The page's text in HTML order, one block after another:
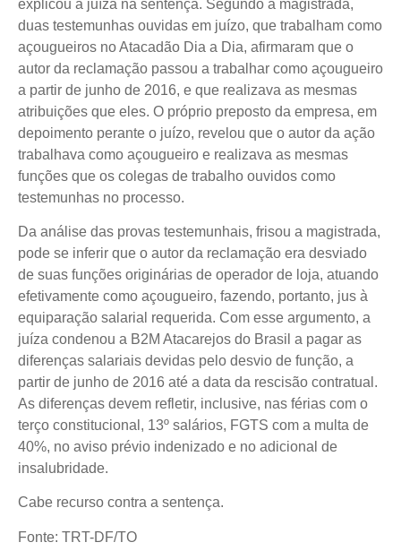
explicou a juíza na sentença. Segundo a magistrada,
duas testemunhas ouvidas em juízo, que trabalham como
açougueiros no Atacadão Dia a Dia, afirmaram que o
autor da reclamação passou a trabalhar como açougueiro
a partir de junho de 2016, e que realizava as mesmas
atribuições que eles. O próprio preposto da empresa, em
depoimento perante o juízo, revelou que o autor da ação
trabalhava como açougueiro e realizava as mesmas
funções que os colegas de trabalho ouvidos como
testemunhas no processo.
Da análise das provas testemunhais, frisou a magistrada,
pode se inferir que o autor da reclamação era desviado
de suas funções originárias de operador de loja, atuando
efetivamente como açougueiro, fazendo, portanto, jus à
equiparação salarial requerida. Com esse argumento, a
juíza condenou a B2M Atacarejos do Brasil a pagar as
diferenças salariais devidas pelo desvio de função, a
partir de junho de 2016 até a data da rescisão contratual.
As diferenças devem refletir, inclusive, nas férias com o
terço constitucional, 13º salários, FGTS com a multa de
40%, no aviso prévio indenizado e no adicional de
insalubridade.
Cabe recurso contra a sentença.
Fonte: TRT-DF/TO